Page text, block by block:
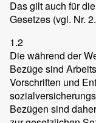
Das gilt auch für
Gesetzes (vgl. Nr.
1.2
Die während der
Bezüge sind
Vorschriften und
Bezügen sind